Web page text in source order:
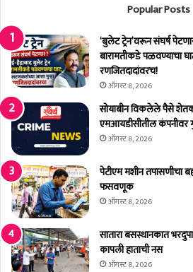
व
ल
क्ष्म
ण
ये
व
ले
यां
चा
स
त्का
र
च्या
ध
र
णां
म
धी
ल
आ
ज
चा
पा
णी
सा
ठा
Popular Posts
‘बुलेट ट्रेन’वरून संघर्ष
बारामतीकडे पळवण्याचा
रणजितदादांवरच!
ऑगस्ट 8, 2026
सोयाबीन विकलेले पैसे
एमआयडीसीतील कंपनीवर
ऑगस्ट 8, 2026
पेटीएम मशीन तपासणीचा
फसवणूक
ऑगस्ट 8, 2026
सातारा बसस्थानकात
कापली हाताची नस
ऑगस्ट 8, 2026